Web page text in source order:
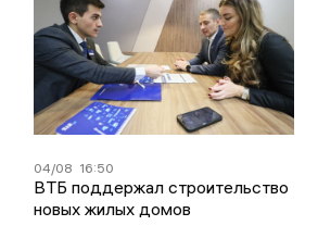
04/08 16:50
ВТБ поддержал строительство
новых жилых домов